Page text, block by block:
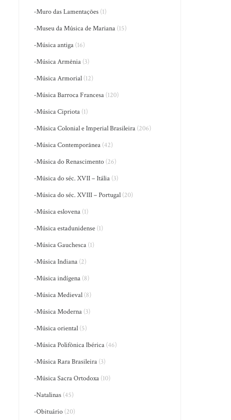
-Muro das Lamentações (1)
-Museu da Música de Mariana (15)
-Música antiga (16)
-Música Armênia (3)
-Música Armorial (12)
-Música Barroca Francesa (120)
-Música Cipriota (1)
-Música Colonial e Imperial Brasileira (206)
-Música Contemporânea (42)
-Música do Renascimento (26)
-Música do séc. XVII – Itália (3)
-Música do séc. XVIII – Portugal (20)
-Música eslovena (1)
-Música estadunidense (1)
-Música Gauchesca (1)
-Música Indiana (2)
-Música indígena (8)
-Música Medieval (8)
-Música Moderna (3)
-Música oriental (5)
-Música Polifônica Ibérica (46)
-Música Rara Brasileira (3)
-Música Sacra Ortodoxa (10)
-Natalinas (45)
-Obituário (20)